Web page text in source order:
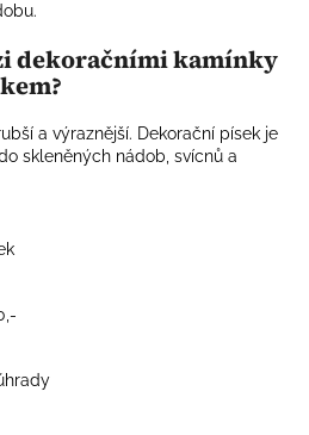
dekoračními kamínky
a výraznější. Dekorační písek je
skleněných nádob, svícnů a